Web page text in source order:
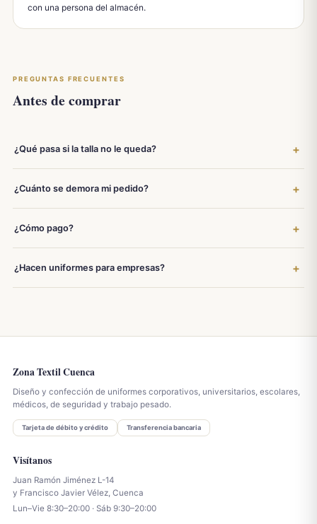
con una persona del almacén.
PREGUNTAS FRECUENTES
Antes de comprar
¿Qué pasa si la talla no le queda?
¿Cuánto se demora mi pedido?
¿Cómo pago?
¿Hacen uniformes para empresas?
Zona Textil Cuenca
Diseño y confección de uniformes corporativos, universitarios, escolares,
médicos, de seguridad y trabajo pesado.
Tarjeta de débito y crédito Transferencia bancaria
Visítanos
Juan Ramón Jiménez L-14
y Francisco Javier Vélez, Cuenca
Lun–Vie 8:30–20:00 · Sáb 9:30–20:00